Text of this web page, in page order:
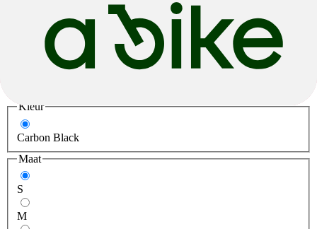
€ 4.999,00
€ 4.680,00
Kleur
Carbon Black
Maat
S
M